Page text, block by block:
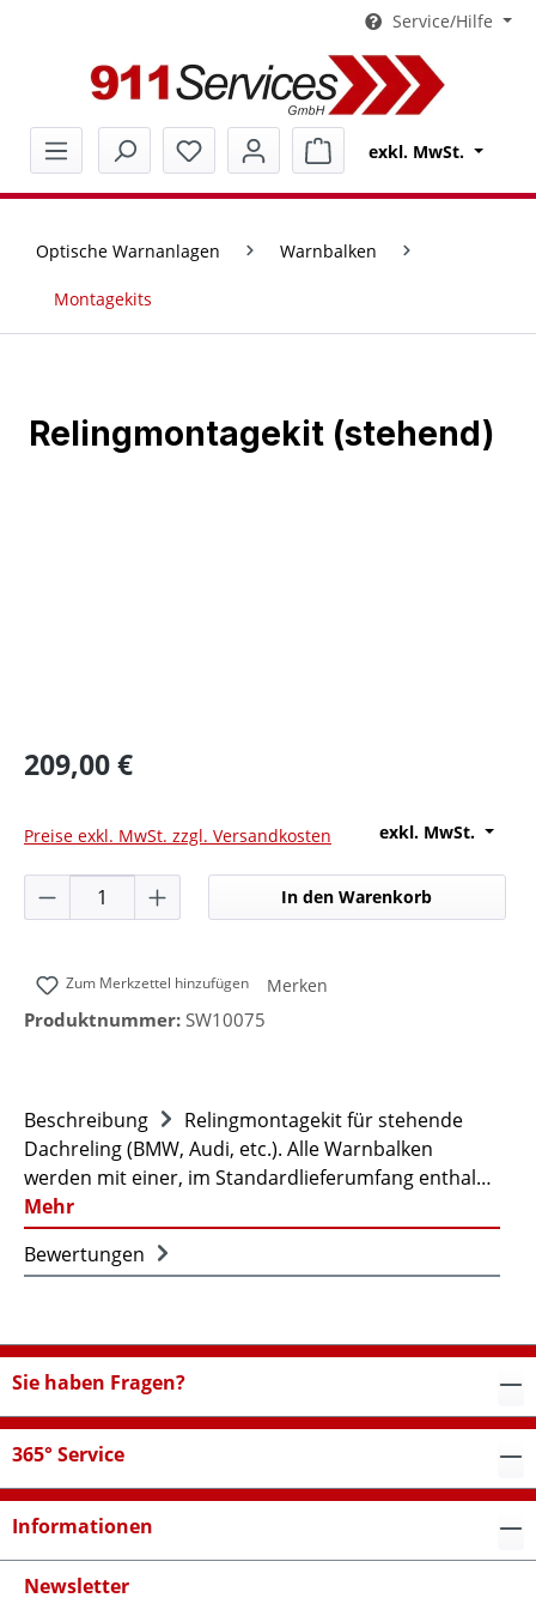
Service/Hilfe
Warenkorb enthält 0
exkl. MwSt.
Optische Warnanlagen Warnbalken
Montagekits
Relingmontagekit (stehend)
209,00 €
exkl. MwSt.
Preise exkl. MwSt. zzgl. Versandkosten
Produkt Anzahl: Gib den gewünschten
In den Warenkorb
Zum Merkzettel hinzufügen Merken
Produktnummer: SW10075
Beschreibung
Relingmontagekit für stehende
Dachreling (BMW, Audi, etc.). Alle Warnbalken
werden mit einer, im Standardlieferumfang enthal…
Mehr
Bewertungen
Sie haben Fragen?
365° Service
Informationen
Newsletter